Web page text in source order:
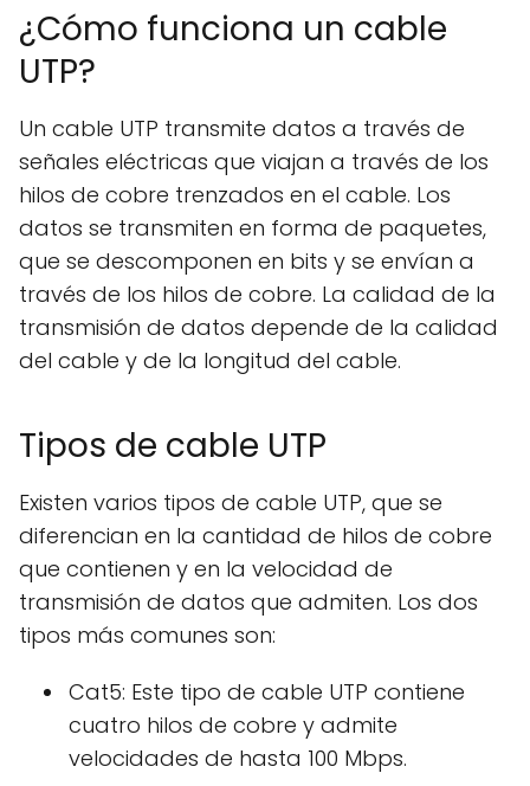
¿Cómo funciona un cable
UTP?
Un cable UTP transmite datos a través de
señales eléctricas que viajan a través de los
hilos de cobre trenzados en el cable. Los
datos se transmiten en forma de paquetes,
que se descomponen en bits y se envían a
través de los hilos de cobre. La calidad de la
transmisión de datos depende de la calidad
del cable y de la longitud del cable.
Tipos de cable UTP
Existen varios tipos de cable UTP, que se
diferencian en la cantidad de hilos de cobre
que contienen y en la velocidad de
transmisión de datos que admiten. Los dos
tipos más comunes son:
Cat5: Este tipo de cable UTP contiene
cuatro hilos de cobre y admite
velocidades de hasta 100 Mbps.